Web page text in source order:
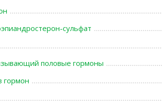
сульфат
половые гормоны
гормон